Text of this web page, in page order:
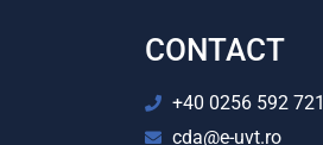
CONTACT
+40 0256 592 721
cda@e-uvt.ro